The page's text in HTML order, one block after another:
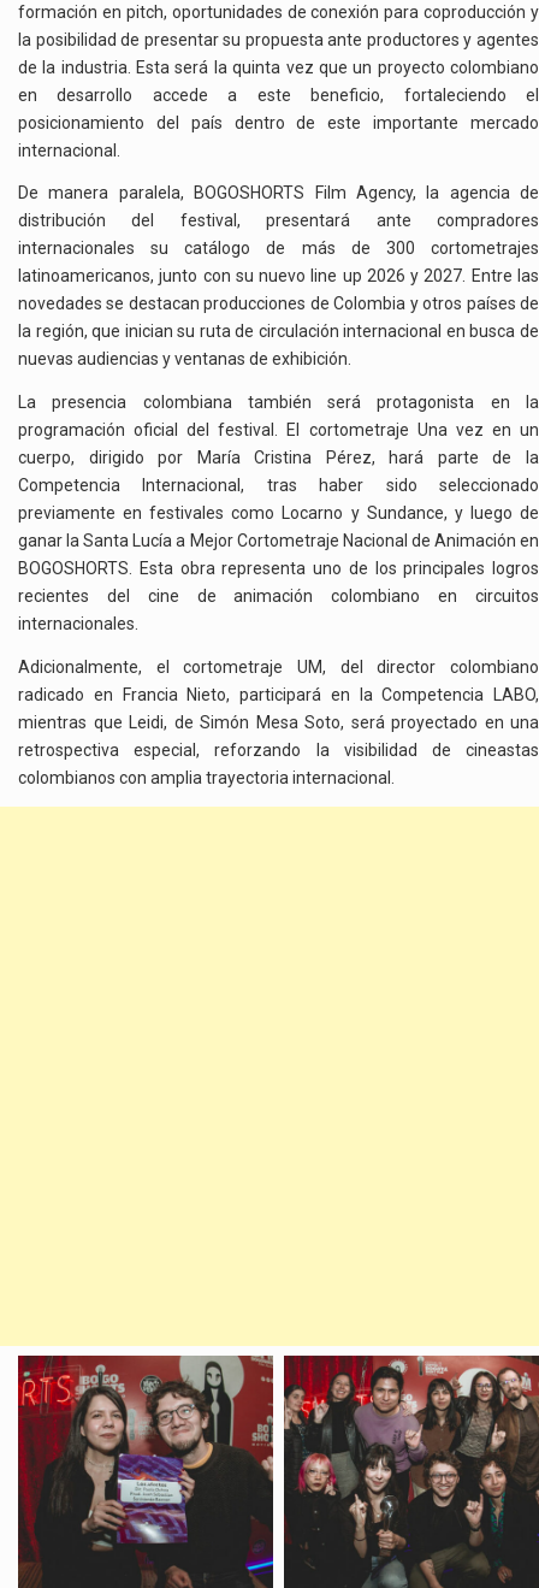
formación en pitch, oportunidades de conexión para coproducción y
la posibilidad de presentar su propuesta ante productores y agentes
de la industria. Esta será la quinta vez que un proyecto colombiano
en desarrollo accede a este beneficio, fortaleciendo el
posicionamiento del país dentro de este importante mercado
internacional.
De manera paralela, BOGOSHORTS Film Agency, la agencia de
distribución del festival, presentará ante compradores
internacionales su catálogo de más de 300 cortometrajes
latinoamericanos, junto con su nuevo line up 2026 y 2027. Entre las
novedades se destacan producciones de Colombia y otros países de
la región, que inician su ruta de circulación internacional en busca de
nuevas audiencias y ventanas de exhibición.
La presencia colombiana también será protagonista en la
programación oficial del festival. El cortometraje Una vez en un
cuerpo, dirigido por María Cristina Pérez, hará parte de la
Competencia Internacional, tras haber sido seleccionado
previamente en festivales como Locarno y Sundance, y luego de
ganar la Santa Lucía a Mejor Cortometraje Nacional de Animación en
BOGOSHORTS. Esta obra representa uno de los principales logros
recientes del cine de animación colombiano en circuitos
internacionales.
Adicionalmente, el cortometraje UM, del director colombiano
radicado en Francia Nieto, participará en la Competencia LABO,
mientras que Leidi, de Simón Mesa Soto, será proyectado en una
retrospectiva especial, reforzando la visibilidad de cineastas
colombianos con amplia trayectoria internacional.